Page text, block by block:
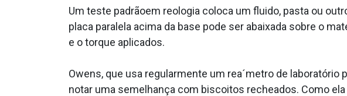
Um teste padrãoem reologia coloca um fluido, pasta ou
placa paralela acima da base pode ser abaixada sobre o
e o torque aplicados.
Owens, que usa regularmente um rea´metro de
notar uma semelhança com biscoitos recheados. Como